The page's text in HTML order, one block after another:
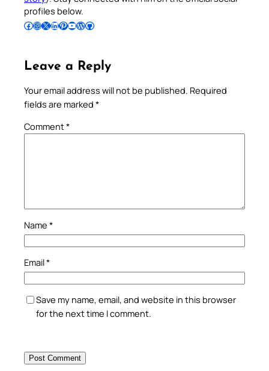
profiles below.
Follow Pradeep on Facebook Follow Pradeep on InstagramFollow Pradeep on X Follow Pradeep on LinkedIn Follow Pradeep on Pinterest Subscribe to Pradeep’s Youtube Channel Follow Pradeep on WordPress Follow Pradeep on GitHub
Leave a Reply
Your email address will not be published. Required
fields are marked *
Comment*
Name *
Email*
Save my name, email, and website in this browser
for the next time I comment.